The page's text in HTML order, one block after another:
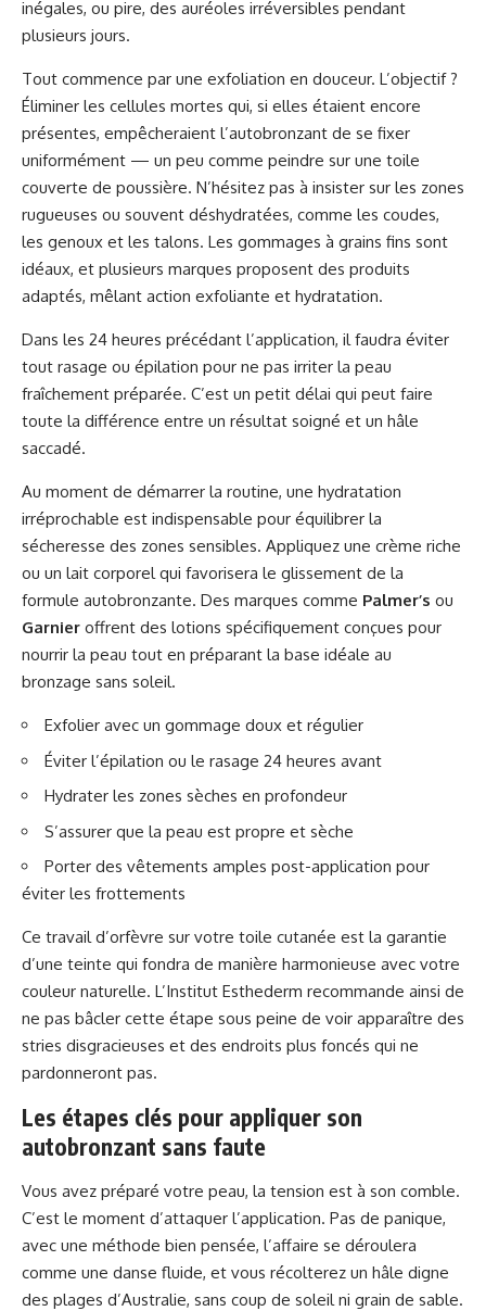
inégales, ou pire, des auréoles irréversibles pendant
plusieurs jours.
Tout commence par une exfoliation en douceur. L’objectif ?
Éliminer les cellules mortes qui, si elles étaient encore
présentes, empêcheraient l’autobronzant de se fixer
uniformément — un peu comme peindre sur une toile
couverte de poussière. N’hésitez pas à insister sur les zones
rugueuses ou souvent déshydratées, comme les coudes,
les genoux et les talons. Les gommages à grains fins sont
idéaux, et plusieurs marques proposent des produits
adaptés, mêlant action exfoliante et hydratation.
Dans les 24 heures précédant l’application, il faudra éviter
tout rasage ou épilation pour ne pas irriter la peau
fraîchement préparée. C’est un petit délai qui peut faire
toute la différence entre un résultat soigné et un hâle
saccadé.
Au moment de démarrer la routine, une hydratation
irréprochable est indispensable pour équilibrer la
sécheresse des zones sensibles. Appliquez une crème riche
ou un lait corporel qui favorisera le glissement de la
formule autobronzante. Des marques comme Palmer’s ou
Garnier offrent des lotions spécifiquement conçues pour
nourrir la peau tout en préparant la base idéale au
bronzage sans soleil.
Exfolier avec un gommage doux et régulier
Éviter l’épilation ou le rasage 24 heures avant
Hydrater les zones sèches en profondeur
S’assurer que la peau est propre et sèche
Porter des vêtements amples post-application pour
éviter les frottements
Ce travail d’orfèvre sur votre toile cutanée est la garantie
d’une teinte qui fondra de manière harmonieuse avec votre
couleur naturelle. L’Institut Esthederm recommande ainsi de
ne pas bâcler cette étape sous peine de voir apparaître des
stries disgracieuses et des endroits plus foncés qui ne
pardonneront pas.
Les étapes clés pour appliquer son
autobronzant sans faute
Vous avez préparé votre peau, la tension est à son comble.
C’est le moment d’attaquer l’application. Pas de panique,
avec une méthode bien pensée, l’affaire se déroulera
comme une danse fluide, et vous récolterez un hâle digne
des plages d’Australie, sans coup de soleil ni grain de sable.